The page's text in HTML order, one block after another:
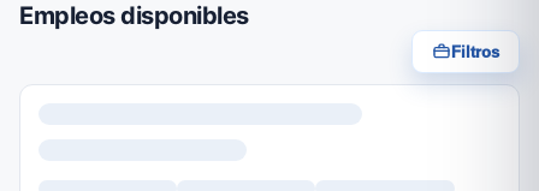
Empleos disponibles
Filtros